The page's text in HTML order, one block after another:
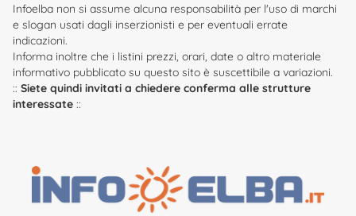
Infoelba non si assume alcuna responsabilità per l'uso di marchi
e slogan usati dagli inserzionisti e per eventuali errate
indicazioni.
Informa inoltre che i listini prezzi, orari, date o altro materiale
informativo pubblicato su questo sito è suscettibile a variazioni.
:: Siete quindi invitati a chiedere conferma alle strutture
interessate ::